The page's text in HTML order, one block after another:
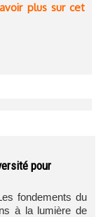
plus sur cet
pour
fondements du
à la lumière de